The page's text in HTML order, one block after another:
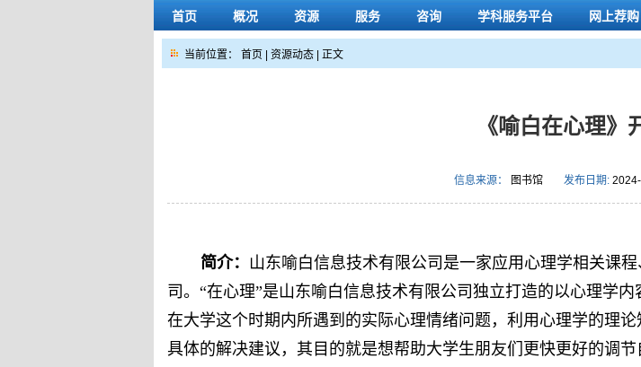
首页 概况 资源 服务 咨询 学科服务平台 网上荐购
当前位置： 首页 资源动态 | 正文
《喻白在心理》
信息来源： 图书馆 发布日期:
简介： 山东喻白信息技术有限公司是一家应用心理学相关课
司。“在心理”是山东喻白信息技术有限公司独立打造的以心理学
在大学这个时期内所遇到的实际心理情绪问题，利用心理学的理
具体的解决建议，其目的就是想帮助大学生朋友们更快更好的调